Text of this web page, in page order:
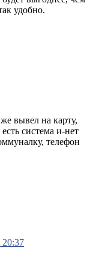
удобно.
вывел на карту,
система и-нет
телефон
20:37